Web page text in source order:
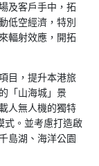
及客戶手中，拓
低空經濟，特別
輻射效應，開拓
目，提升本港旅
「山海城」景
人無人機的獨特
式。並考慮打造啟
島湖、海洋公園